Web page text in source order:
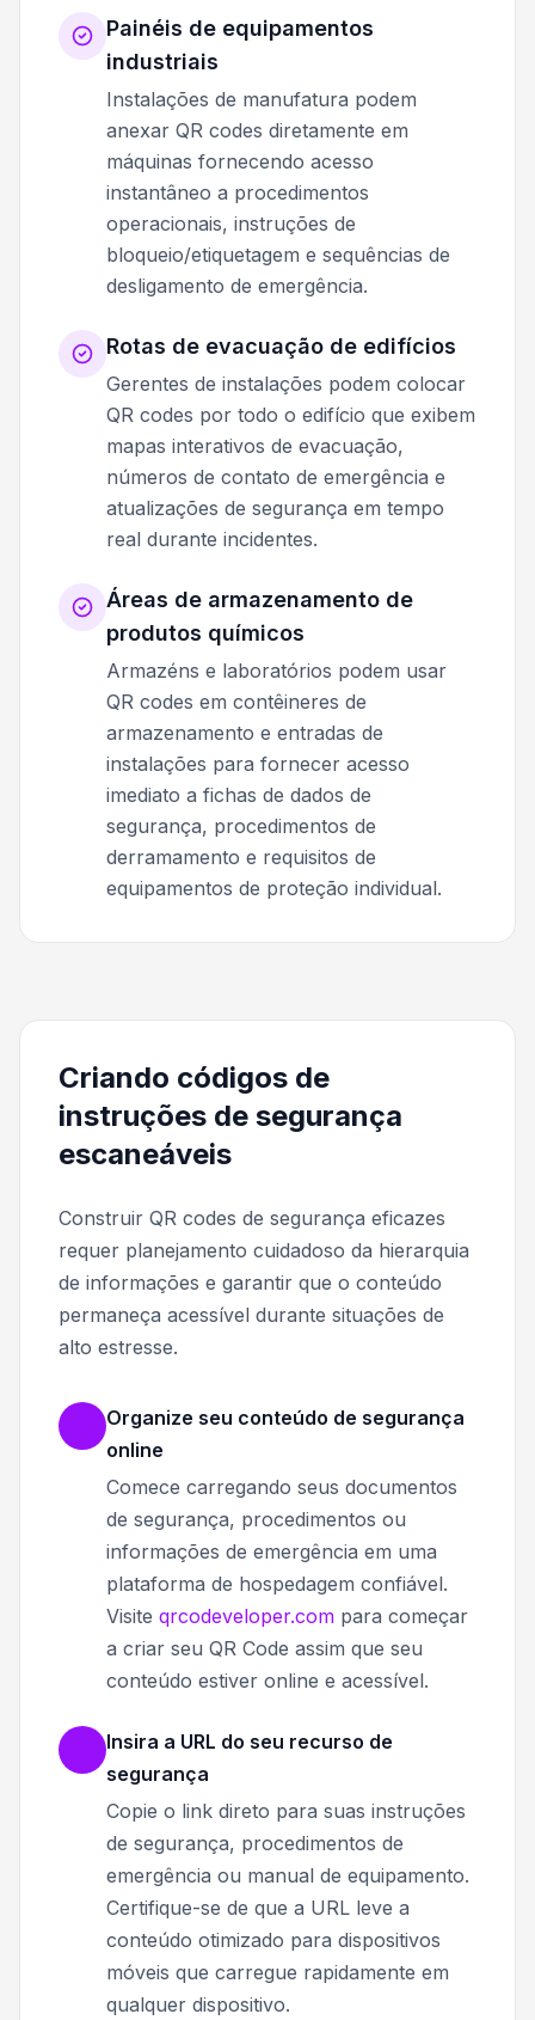
Painéis de equipamentos
industriais
Instalações de manufatura podem
anexar QR codes diretamente em
máquinas fornecendo acesso
instantâneo a procedimentos
operacionais, instruções de
bloqueio/etiquetagem e sequências de
desligamento de emergência.
Rotas de evacuação de edifícios
Gerentes de instalações podem colocar
QR codes por todo o edifício que exibem
mapas interativos de evacuação,
números de contato de emergência e
atualizações de segurança em tempo
real durante incidentes.
Áreas de armazenamento de
produtos químicos
Armazéns e laboratórios podem usar
QR codes em contêineres de
armazenamento e entradas de
instalações para fornecer acesso
imediato a fichas de dados de
segurança, procedimentos de
derramamento e requisitos de
equipamentos de proteção individual.
Criando códigos de
instruções de segurança
escaneáveis
Construir QR codes de segurança eficazes
requer planejamento cuidadoso da hierarquia
de informações e garantir que o conteúdo
permaneça acessível durante situações de
alto estresse.
Organize seu conteúdo de segurança
online
Comece carregando seus documentos
de segurança, procedimentos ou
informações de emergência em uma
plataforma de hospedagem confiável.
Visite qrcodeveloper.com para começar
a criar seu QR Code assim que seu
conteúdo estiver online e acessível.
Insira a URL do seu recurso de
segurança
Copie o link direto para suas instruções
de segurança, procedimentos de
emergência ou manual de equipamento.
Certifique-se de que a URL leve a
conteúdo otimizado para dispositivos
móveis que carregue rapidamente em
qualquer dispositivo.